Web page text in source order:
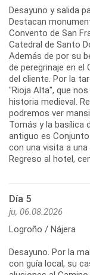
Desayuno y salida
Destacan
Convento de San
Catedral de Santo
Además de por su
de peregrinaje en
del cliente. Por la
"Rioja Alta", que
historia medieval.
podremos ver
Tomás y la basílica
antiguo es
con una visita a una
Regreso al hotel,
Día 5
ju, 06.08.2026
Logroño / Nájera
Desayuno. Por la
con guía local, su